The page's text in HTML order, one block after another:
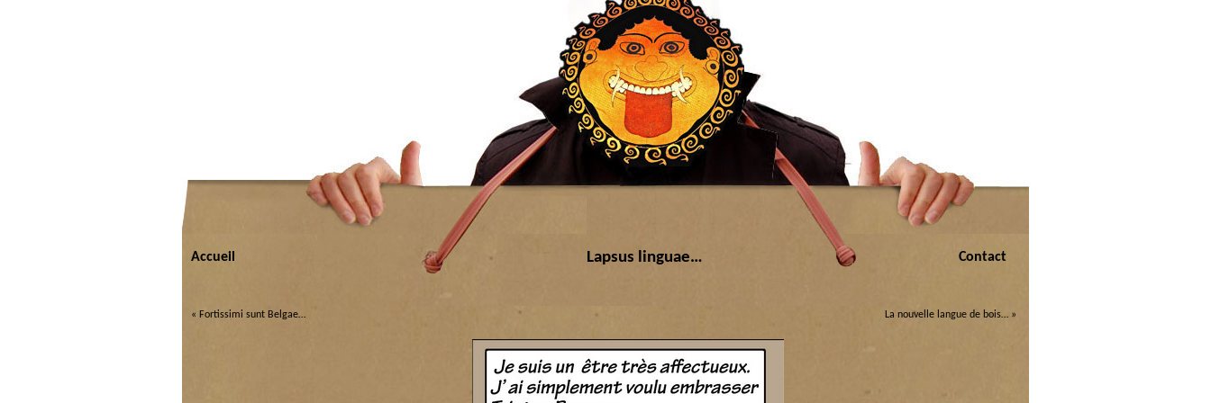
Accueil Lapsus linguae… Contact
« Fortissimi sunt Belgae… La nouvelle langue de bois… »